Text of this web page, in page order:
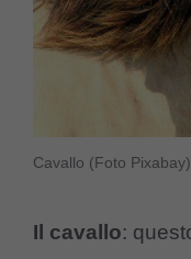
Cavallo (Foto Pixabay)
Il cavallo: